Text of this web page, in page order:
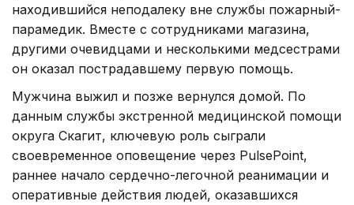
находившийся неподалеку вне службы пожарный-
парамедик. Вместе с сотрудниками магазина,
другими очевидцами и несколькими медсестрами
он оказал пострадавшему первую помощь.
Мужчина выжил и позже вернулся домой. По
данным службы экстренной медицинской помощи
округа Скагит, ключевую роль сыграли
своевременное оповещение через PulsePoint,
раннее начало сердечно-легочной реанимации и
оперативные действия людей, оказавшихся